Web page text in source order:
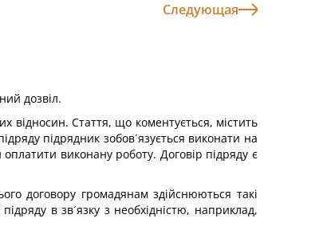
Следующая
дозвіл.
відносин. Стаття, що коментується, містить
підрядник зобов´язується виконати на
виконану роботу. Договір підряду є
договору громадянам здійснюються такі
в зв´язку з необхідністю, наприклад,